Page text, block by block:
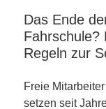
Das Ende
Fahrschule?
Regeln zur
Freie
setzen seit